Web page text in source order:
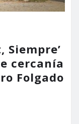
Siempre’
cercanía
Folgado